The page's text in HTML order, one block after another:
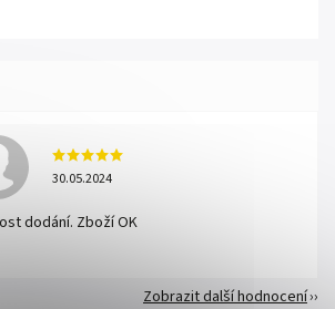
30.05.2024
dodání. Zboží OK
Zobrazit další hodnocení